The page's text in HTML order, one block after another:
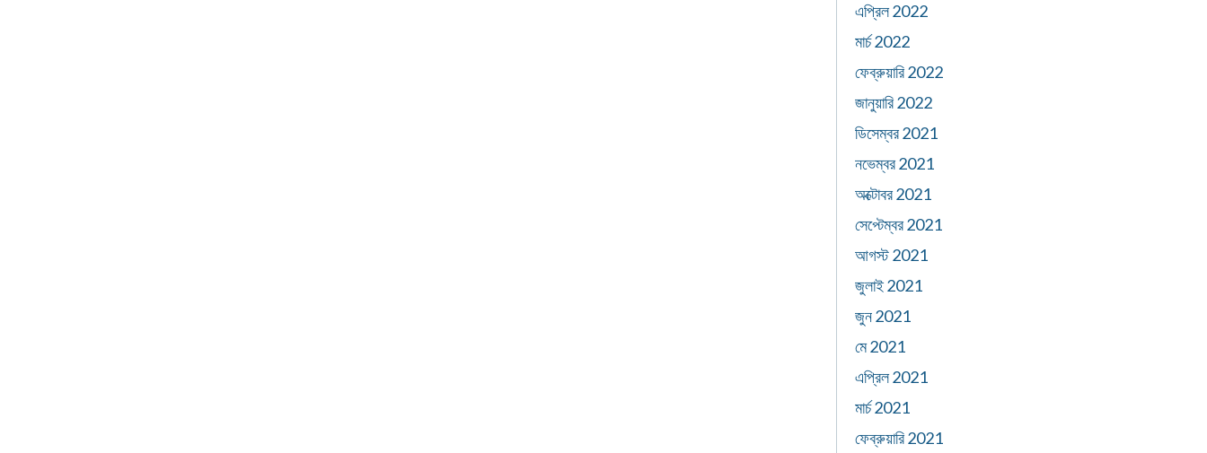
এপ্রিল 2022
মার্চ 2022
ফেব্রুয়ারি 2022
জানুয়ারি 2022
ডিসেম্বর 2021
নভেম্বর 2021
অক্টোবর 2021
সেপ্টেম্বর 2021
আগস্ট 2021
জুলাই 2021
জুন 2021
মে 2021
এপ্রিল 2021
মার্চ 2021
ফেব্রুয়ারি 2021